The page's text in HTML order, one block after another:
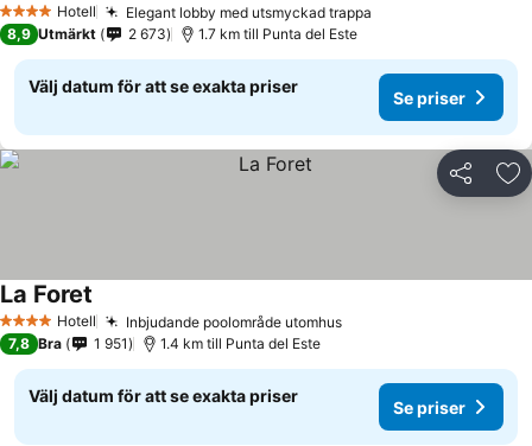
4 StjärnorHotell Elegant lobby med utsmyckad trappa
8,9 Utmärkt 2 673 1.7 km till Punta del Este
Välj datum för att se exakta priser
Se priser
Dela
4 StjärnorHotell Inbjudande poolområde utomhus
La Foret
7,8 Bra 1 951 1.4 km till Punta del Este
Välj datum för att se exakta priser
Se priser